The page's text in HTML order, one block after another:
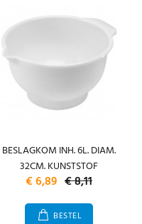
BESLAGKOM INH. 6L. DIAM.
32CM. KUNSTSTOF
€ 6,89 € 8,11
BESTEL